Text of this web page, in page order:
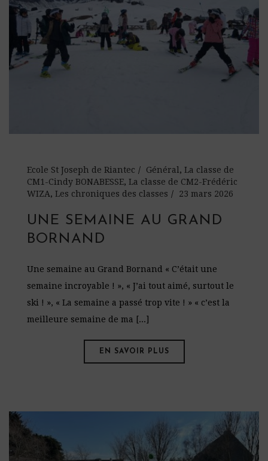
Ecole St Joseph de Riantec Général, La classe de
CM1-Cindy BONABESSE, La classe de CM2-Frédéric
WIZA, Les chroniques des classes 23 mars 2026
UNE SEMAINE AU GRAND
BORNAND
Une semaine au Grand Bornand « C’était une
semaine incroyable ! », « J’ai tout aimé, surtout le
ski ! », « La semaine a passé trop vite ! » « c’est la
meilleure semaine de ma [...]
EN SAVOIR PLUS